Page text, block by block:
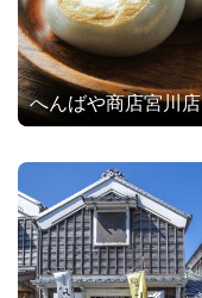
へんばや商店宮川店